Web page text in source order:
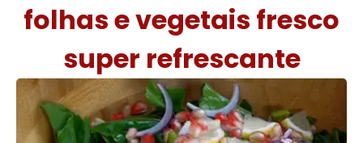
folhas e vegetais fresco
super refrescante